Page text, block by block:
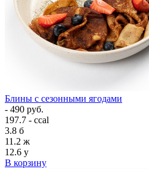
Блины с сезонными ягодами
- 490 руб.
197.7 - ccal
3.8 б
11.2 ж
12.6 у
В корзину